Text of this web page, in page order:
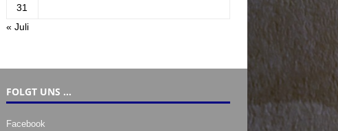
31
« Juli
FOLGT UNS …
Facebook